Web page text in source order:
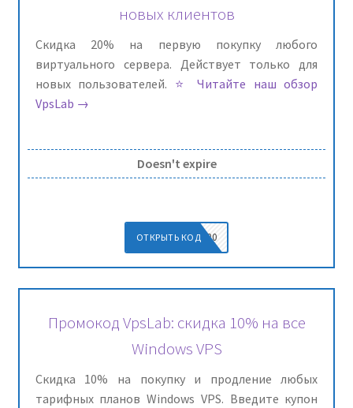
новых клиентов
Скидка 20% на первую покупку любого
виртуального сервера. Действует только для
новых пользователей. ⭐ Читайте наш обзор
VpsLab →
Doesn't expire
WELCOME20
ОТКРЫТЬ КОД
Промокод VpsLab: скидка 10% на все
Windows VPS
Скидка 10% на покупку и продление любых
тарифных планов Windows VPS. Введите купон